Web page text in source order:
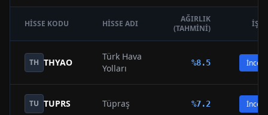
HISSE KODU HISSE ADI
AĞIRLIK
(TAHMINI)
TH THYAO
Türk Hava
Yolları
%8.5 İncele
TU TUPRS Tüpraş %7.2 İncele